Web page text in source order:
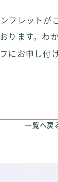
フレットが
ります。わ
にお申し
一覧へ戻